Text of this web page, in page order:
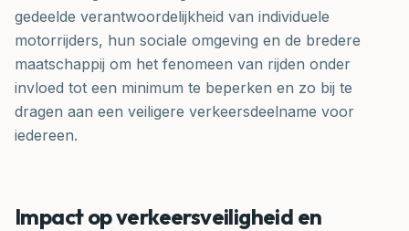
gedeelde verantwoordelijkheid van individuele
motorrijders, hun sociale omgeving en de bredere
maatschappij om het fenomeen van rijden onder
invloed tot een minimum te beperken en zo bij te
dragen aan een veiligere verkeersdeelname voor
iedereen.
Impact op verkeersveiligheid en